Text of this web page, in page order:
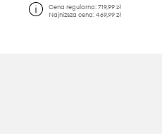
Cena regularna: 719,99 zł
Najniższa cena: 469,99 zł